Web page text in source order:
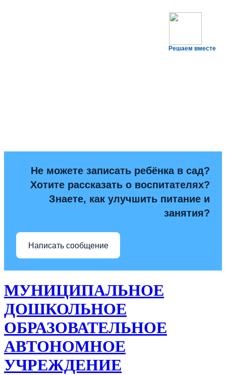
Решаем вместе
Не можете записать ребёнка в сад?
Хотите рассказать о воспитателях?
Знаете, как улучшить питание и
занятия?
Написать сообщение
МУНИЦИПАЛЬНОЕ
ДОШКОЛЬНОЕ
ОБРАЗОВАТЕЛЬНОЕ
АВТОНОМНОЕ
УЧРЕЖДЕНИЕ